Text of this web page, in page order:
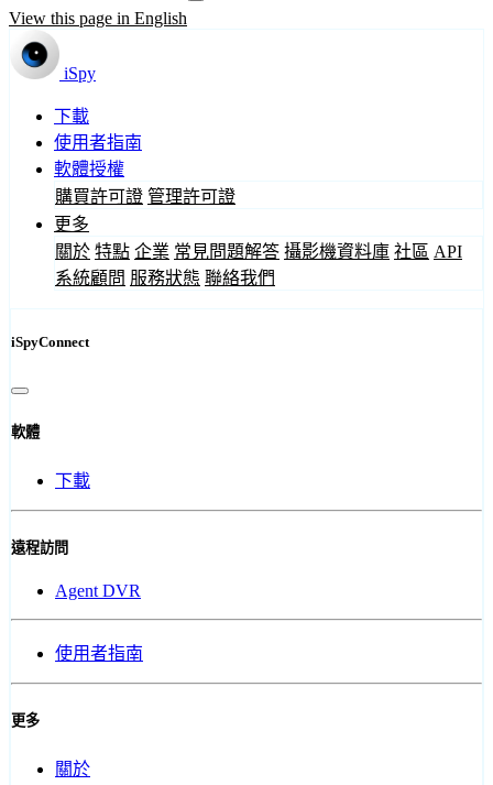
View this page in English
iSpy
下載
使用者指南
軟體授權
購買許可證 管理許可證
更多
關於 特點 企業 常見問題解答 攝影機資料庫 社區 API
系統顧問 服務狀態 聯絡我們
iSpyConnect
軟體
下載
遠程訪問
Agent DVR
使用者指南
更多
關於